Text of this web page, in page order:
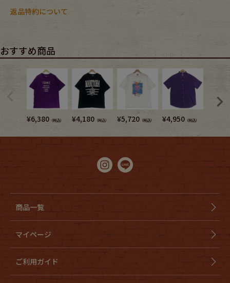
返品特約について
おすすめ商品
¥6,380 （税込） ¥4,180 （税込） ¥5,720 （税込） ¥4,950 （税込）
商品一覧
マイページ
ご利用ガイド